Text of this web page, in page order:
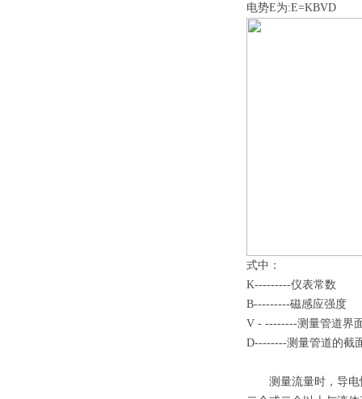
电势E为:E=KBVD
式中：
K---------仪表常数
B---------磁感应强度
V - --------测量管道界
D--------测量管道的截
测量流量时，导电性